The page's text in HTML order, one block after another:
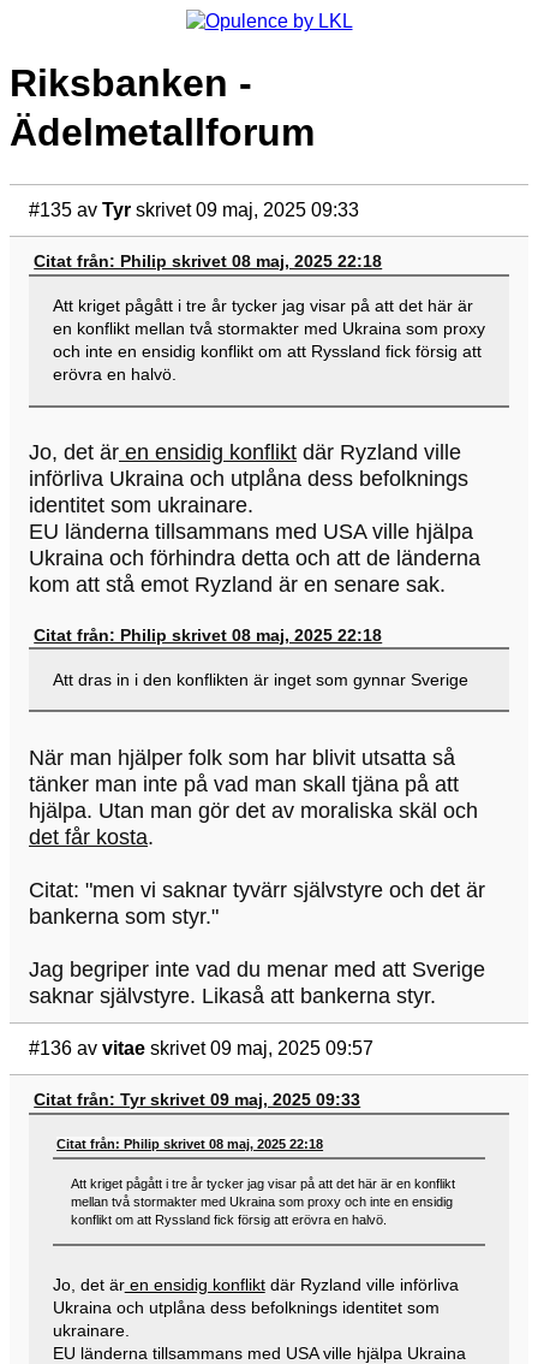
Riksbanken -
Ädelmetallforum
#135 av Tyr skrivet 09 maj, 2025 09:33
Citat från: Philip skrivet 08 maj, 2025 22:18
Att kriget pågått i tre år tycker jag visar på att det här är
en konflikt mellan två stormakter med Ukraina som proxy
och inte en ensidig konflikt om att Ryssland fick försig att
erövra en halvö.
Jo, det är en ensidig konflikt där Ryzland ville
införliva Ukraina och utplåna dess befolknings
identitet som ukrainare.
EU länderna tillsammans med USA ville hjälpa
Ukraina och förhindra detta och att de länderna
kom att stå emot Ryzland är en senare sak.
Citat från: Philip skrivet 08 maj, 2025 22:18
Att dras in i den konflikten är inget som gynnar Sverige
När man hjälper folk som har blivit utsatta så
tänker man inte på vad man skall tjäna på att
hjälpa. Utan man gör det av moraliska skäl och
det får kosta.
Citat: "men vi saknar tyvärr självstyre och det är
bankerna som styr."
Jag begriper inte vad du menar med att Sverige
saknar självstyre. Likaså att bankerna styr.
#136 av vitae skrivet 09 maj, 2025 09:57
Citat från: Tyr skrivet 09 maj, 2025 09:33
Citat från: Philip skrivet 08 maj, 2025 22:18
Att kriget pågått i tre år tycker jag visar på att det här är en konflikt
mellan två stormakter med Ukraina som proxy och inte en ensidig
konflikt om att Ryssland fick försig att erövra en halvö.
Jo, det ären ensidig konfliktdär Ryzland ville införliva
Ukraina och utplåna dess befolknings identitet som
ukrainare.
EU länderna tillsammans med USA ville hjälpa Ukraina